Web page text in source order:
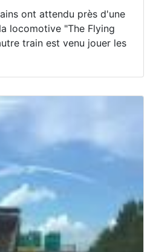
ont attendu près d'une
locomotive "The Flying
train est venu jouer les